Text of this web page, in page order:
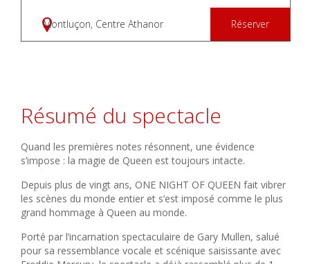
Réserver
Montluçon, Centre Athanor
Résumé du spectacle
Quand les premières notes résonnent, une évidence
s’impose : la magie de Queen est toujours intacte.
Depuis plus de vingt ans, ONE NIGHT OF QUEEN fait vibrer
les scènes du monde entier et s’est imposé comme le plus
grand hommage à Queen au monde.
Porté par l’incarnation spectaculaire de Gary Mullen, salué
pour sa ressemblance vocale et scénique saisissante avec